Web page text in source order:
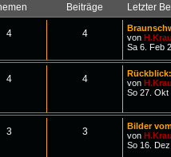
Beiträge Letzter
4 4
von
Sa 6. Feb
4 4
von
So 27. Okt
3 3
Bilder
von
So 16.